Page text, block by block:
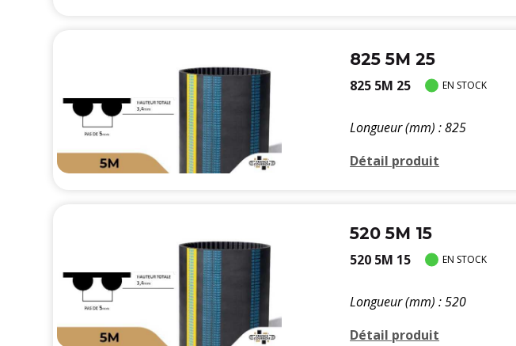
825 5M 25
825 5M 25 EN STOCK
Longueur (mm) : 825
Détail produit
520 5M 15
520 5M 15 EN STOCK
Longueur (mm) : 520
Détail produit